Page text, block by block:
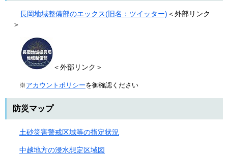
長岡地域整備部のエックス(旧名：ツイッター) ＜外部リンク
＞
＜外部リンク＞
※ アカウントポリシーを御確認ください
防災マップ
土砂災害警戒区域等の指定状況
中越地方の浸水想定区域図